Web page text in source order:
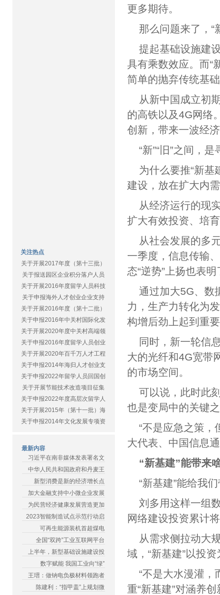
关注热点
关于开展2017年度（第十三批）
关于报送园区企业积分落户人员
关于开展2016年度留学人员科技
关于申报海外人才创业企业支持
关于开展2016年度（第十二批）
关于申报2016年中关村国际化发
关于开展2020年度中关村高端领
关于申报2016年度留学人员创业
关于开展2020年百千万人才工程
关于申报2014年海归人才创业支
关于申报2022年留学人员回国创
关于开展节能技术改造项目征集
关于申报2022年度高层次留学人
关于开展2015年（第十一批）海
关于申报2014年文化发展专项资
最新内容
习近平在南非媒体发表署名文
中华人民共和国政府和丹麦王
新型消费是新的经济增长点
加大金融支持中小微企业发展
为民营经济健康发展营造更加
2023智能制造试点示范行动启
可再生能源装机首超煤电
全国“双跨”工业互联网平台
上半年，新型基础设施建设投
数字赋能 我国工业向“绿”
王瑨：做钠电负极材料领跑者
陈建利：“指甲盖”上规划微
更多期待。
那么问题来了，“
提起基础设施建
具有乘数效应。而“
简单的抛弃传统基
从新中国成立初
的高铁以及4G网络
创新，带来一波经
“新”“旧”之间，
为什么要推“新基
建设，放在扩大内
从经济运行的现
扩大有效投资、培
从社会发展的多
一季度，信息传输
态“逆势”上扬也表
通过加大5G、数
力，生产力转化为
构增后劲上起到重
同时，新一轮信
大的光纤和4G宽带
的市场空间。
可以说，此时此
也是变局中的关键
“不是应急之策，
大代表、中国信息
“新基建”能带来
“新基建”能给我
刘多用这样一组
网络建设投资累计
从需求侧拉动大
域，“新基建”以投
“不是大水漫灌，
重“新基建”对涵养